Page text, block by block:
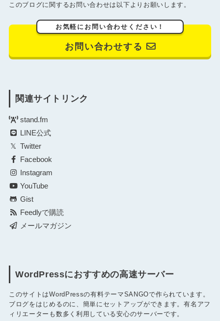
このブログに関するお問い合わせは以下よりお願いします。
お気軽にお問い合わせください！
お問い合わせする
関連サイトリンク
stand.fm
LINE公式
Twitter
Facebook
Instagram
YouTube
Gist
Feedlyで購読
メールマガジン
WordPressにおすすめの高速サーバー
このサイトはWordPressの有料テーマSANGOで作られています。
ブログをはじめるのに、簡単にセットアップができます。有名アフ
ィリエーターも数多く利用している安心のサーバーです。